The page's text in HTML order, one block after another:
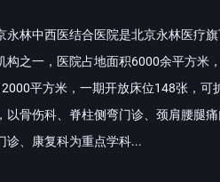
永林中西医结合医院是北京永林医疗
构之一，医院占地面积6000余平方米
平方米，一期开放床位148张，可
以骨伤科、脊柱侧弯门诊、颈肩腰腿
诊、康复科为重点学科...